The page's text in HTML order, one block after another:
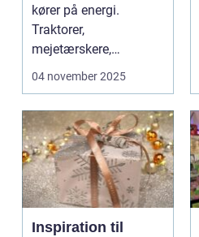
kører på energi.
Traktorer,
mejetærskere,
transport, tø...
04 november 2025
Inspiration til